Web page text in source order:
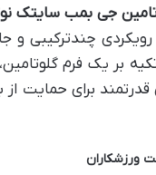
جی بمب سایتک
چندترکیبی و
برای حمایت
ورزشکاران